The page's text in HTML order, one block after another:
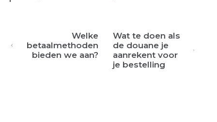
Welke
betaalmethoden
bieden we aan?
Wat te doen als
de douane je
aanrekent voor
je bestelling